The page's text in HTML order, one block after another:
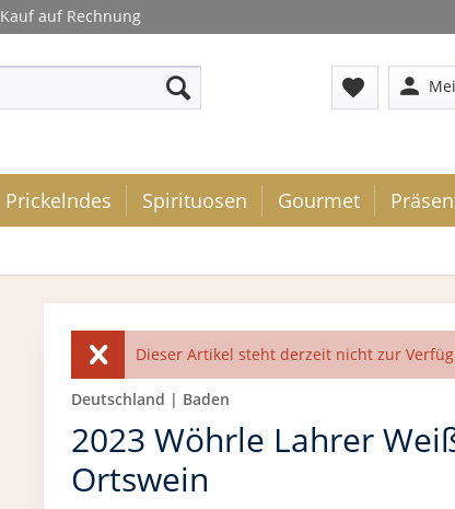
Kauf auf Rechnung
favorite person
Prickelndes Spirituosen Gourmet
Dieser Artikel steht derzeit nicht zur
Deutschland | Baden
2023 Wöhrle Lahrer
Ortswein